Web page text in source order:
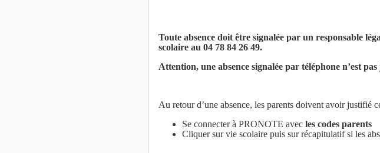
Toute absence doit être signalée par un responsable
scolaire au 04 78 84 26 49.
Attention, une absence signalée par téléphone n’est
Au retour d’une absence, les parents doivent avoir justifié
Se connecter à PRONOTE avec les codes parents
Cliquer sur vie scolaire puis sur récapitulatif si les